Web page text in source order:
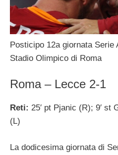
Posticipo 12a giornata Serie
Stadio Olimpico di Roma
Roma – Lecce 2-1
Reti: 25′ pt Pjanic (R); 9′ st
(L)
La dodicesima giornata di